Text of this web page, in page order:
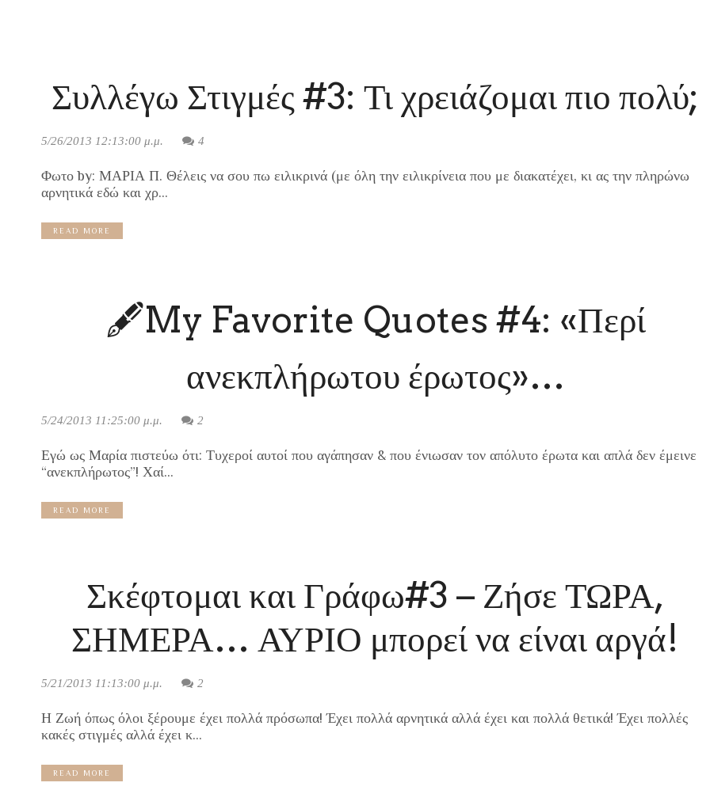
Συλλέγω Στιγμές #3: Τι χρειάζομαι πιο πολύ;
5/26/2013 12:13:00 μ.μ. 4
Φωτο by: ΜΑΡΙΑ Π. Θέλεις να σου πω ειλικρινά (με όλη την ειλικρίνεια που με διακατέχει, κι ας την πληρώνω
αρνητικά εδώ και χρ...
READ MORE
🖋My Favorite Quotes #4: «Περί
ανεκπλήρωτου έρωτος»…
5/24/2013 11:25:00 μ.μ. 2
Εγώ ως Μαρία πιστεύω ότι: Τυχεροί αυτοί που αγάπησαν & που ένιωσαν τον απόλυτο έρωτα και απλά δεν έμεινε
“ανεκπλήρωτος”! Χαί...
READ MORE
Σκέφτομαι και Γράφω#3 – Ζήσε ΤΩΡΑ,
ΣΗΜΕΡΑ… ΑΥΡΙΟ μπορεί να είναι αργά!
5/21/2013 11:13:00 μ.μ. 2
Η Ζωή όπως όλοι ξέρουμε έχει πολλά πρόσωπα! Έχει πολλά αρνητικά αλλά έχει και πολλά θετικά! Έχει πολλές
κακές στιγμές αλλά έχει κ...
READ MORE